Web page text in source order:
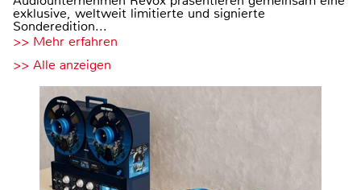
exklusive, weltweit limitierte und signierte
Sonderedition...
>> Mehr erfahren
>> Alle anzeigen